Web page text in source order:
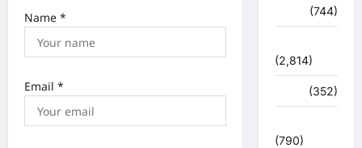
Name *
Email *
(744)
(2,814)
(352)
(790)